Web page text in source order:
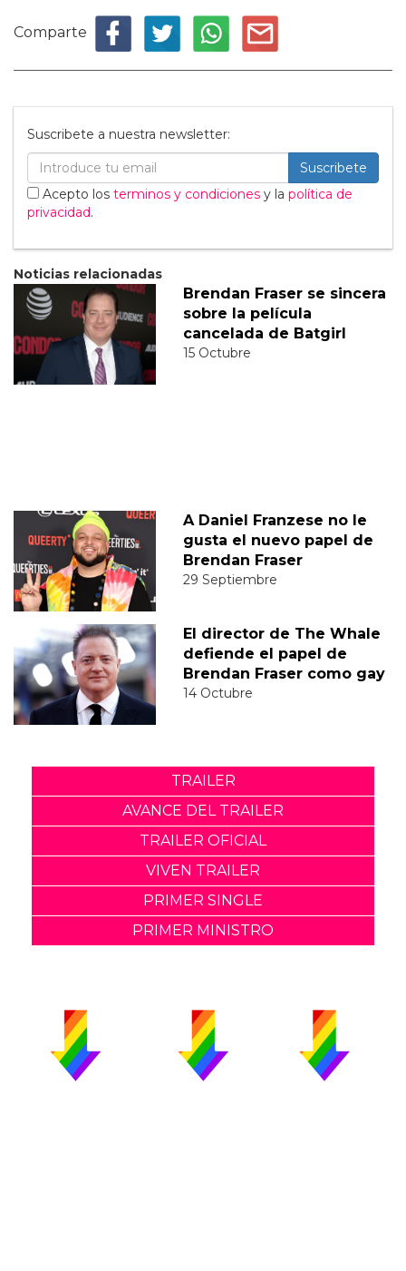
Comparte
Suscribete a nuestra newsletter:
Suscribete
Acepto los terminos y condiciones y la política de
privacidad.
Noticias relacionadas
Brendan Fraser se sincera
sobre la película
cancelada de Batgirl
15 Octubre
A Daniel Franzese no le
gusta el nuevo papel de
Brendan Fraser
29 Septiembre
El director de The Whale
defiende el papel de
Brendan Fraser como gay
14 Octubre
TRAILER
AVANCE DEL TRAILER
TRAILER OFICIAL
VIVEN TRAILER
PRIMER SINGLE
PRIMER MINISTRO